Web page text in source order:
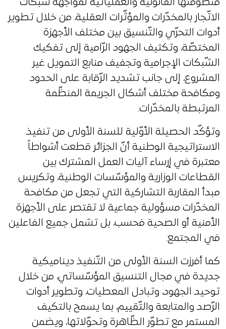
الاتّجار بالمخدّرات والمؤثّرات العقلية، من خلال تطوير
أدوات التحرّي والتّنسيق بين مختلف الأجهزة
المختصّة، وتكثيف الجهود الرّامية إلى تفكيك
الشّبكات الإجرامية وتجفيف منابع التمويل غير
المشروع، إلى جانب تشديد الرّقابة على الحدود
ومكافحة مختلف أشكال الجريمة المنظّمة
المرتبطة بالمخدّرات.
وتؤكّد الحصيلة الأوّلية للسنة الأولى من تنفيذ
الاستراتيجية الوطنية أنّ الجزائر قطعت أشواطاً
معتبرة في إرساء آليات العمل المشترك بين
القطاعات الوزارية والمؤسّسات الوطنية، وتكريس
مبدأ المقاربة التشاركية التي تجعل من مكافحة
المخدّرات مسؤولية جماعية لا تقتصر على الأجهزة
الأمنية أو الصحية فحسب، بل تشمل جميع الفاعلين
في المجتمع.
كما أفرزت السنة الأولى من التّنفيذ ديناميكية
جديدة في مجال التنسيق المؤسّساتي، من خلال
توحيد الجهود، وتبادل المعطيات، وتطوير أدوات
الرّصد والمتابعة والتّقييم، بما يسمح بالتكيف
المستمر مع تطوّر الظّاهرة وتحوّلاتها، ويضمن